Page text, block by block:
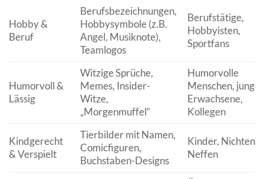
Hobby &
Beruf
Berufsbezeichnungen,
Hobbysymbole (z.B.
Angel, Musiknote),
Teamlogos
Berufstätige,
Hobbyisten,
Sportfans
Humorvoll &
Lässig
Witzige Sprüche,
Memes, Insider-
Witze,
„Morgenmuffel“
Humorvolle
Menschen, junge
Erwachsene,
Kollegen
Kindgerecht
& Verspielt
Tierbilder mit Namen,
Comicfiguren,
Buchstaben-Designs
Kinder, Nichten,
Neffen